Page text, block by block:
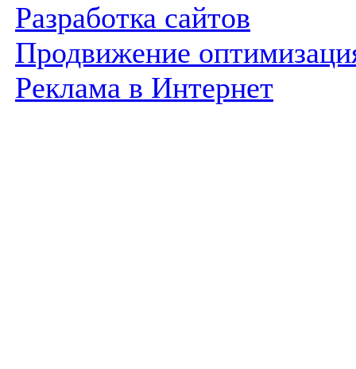
Разработка сайтов
Продвижение
Реклама в Интернет